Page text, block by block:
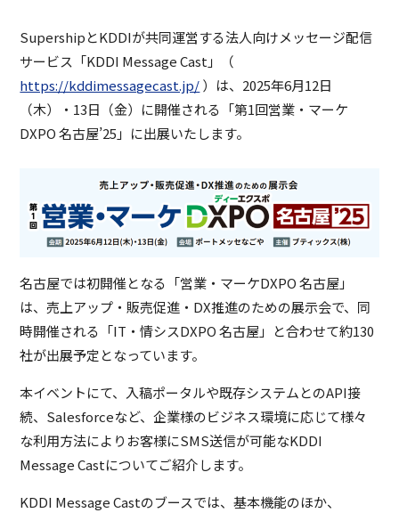
SupershipとKDDIが共同運営する法人向けメッセージ配信
サービス「KDDI Message Cast」（
https://kddimessagecast.jp/）は、2025年6月12日
（木）・13日（金）に開催される「第1回営業・マーケ
DXPO 名古屋’25」に出展いたします。
名古屋では初開催となる「営業・マーケDXPO 名古屋」
は、売上アップ・販売促進・DX推進のための展示会で、同
時開催される「IT・情シスDXPO 名古屋」と合わせて約130
社が出展予定となっています。
本イベントにて、入稿ポータルや既存システムとのAPI接
続、Salesforceなど、企業様のビジネス環境に応じて様々
な利用方法によりお客様にSMS送信が可能なKDDI
Message Castについてご紹介します。
KDDI Message Castのブースでは、基本機能のほか、